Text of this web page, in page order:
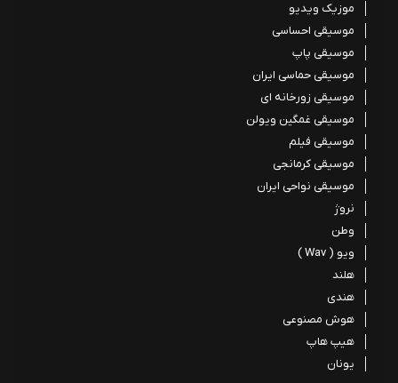
موزیک ویدیو
موسیقی احساسی
موسیقی پاپ
موسیقی حماسی ایران
موسیقی زورخانه ای
موسیقی غمگین ویولن
موسیقی فیلم
موسیقی کرمانجی
موسیقی نواحی ایران
نروژ
وطن
ویو ( Wav )
هلند
هندی
هوش مصنوعی
هیپ هاپ
یونان